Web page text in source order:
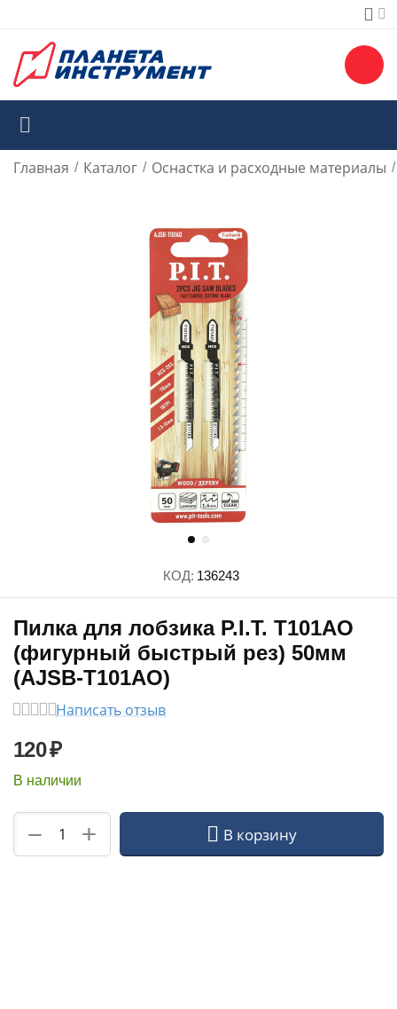
Главная / Каталог / Оснастка и расходные материалы /
КОД: 136243
Пилка для лобзика P.I.T. T101AO
(фигурный быстрый рез) 50мм
(AJSB-T101AO)
Написать отзыв
120₽
В наличии
+
− В корзину